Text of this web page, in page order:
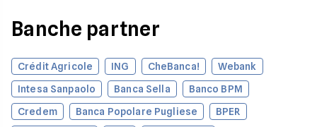
Banche partner
Crédit Agricole ING CheBanca!
Webank
Intesa Sanpaolo
Banca Sella
Banco BPM
Credem
Banca Popolare Pugliese
BPER